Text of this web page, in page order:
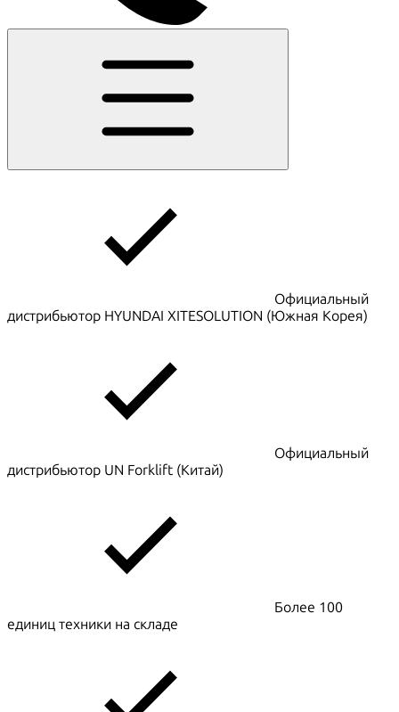
Официальный
дистрибьютор HYUNDAI XITESOLUTION (Южная Корея)
Официальный
дистрибьютор UN Forklift (Китай)
Более 100
единиц техники на складе